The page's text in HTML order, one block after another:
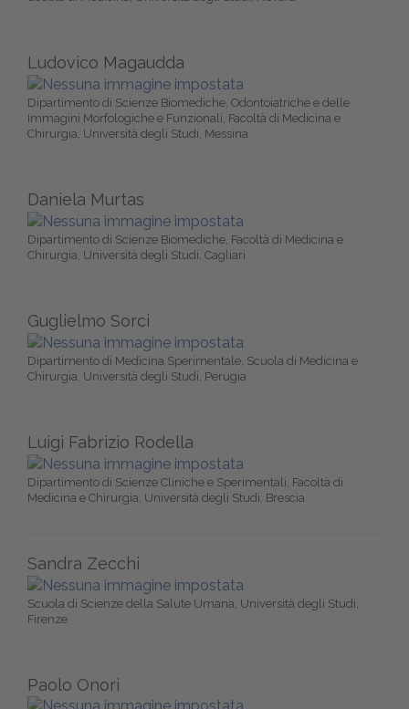
Ludovico Magaudda
Dipartimento di Scienze Biomediche, Odontoiatriche e delle
Immagini Morfologiche e Funzionali, Facoltà di Medicina e
Chirurgia, Università degli Studi, Messina
Daniela Murtas
Dipartimento di Scienze Biomediche, Facoltà di Medicina e
Chirurgia, Università degli Studi, Cagliari
Guglielmo Sorci
Dipartimento di Medicina Sperimentale, Scuola di Medicina e
Chirurgia, Università degli Studi, Perugia
Luigi Fabrizio Rodella
Dipartimento di Scienze Cliniche e Sperimentali, Facoltà di
Medicina e Chirurgia, Università degli Studi, Brescia
Sandra Zecchi
Scuola di Scienze della Salute Umana, Università degli Studi,
Firenze
Paolo Onori